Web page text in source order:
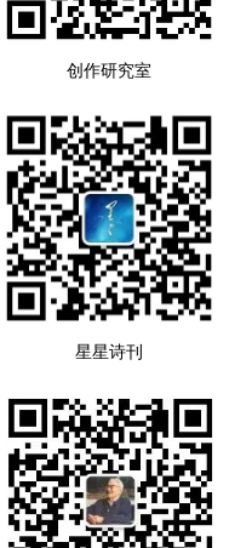
创作研究室
星星诗刊